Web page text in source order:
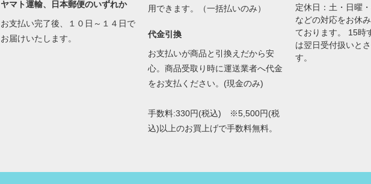
ヤマト運輸、日本郵便のいずれか
お支払い完了後、１０日～１４日で
お届けいたします。
用できます。（一括払いのみ）
代金引換
お支払いが商品と引換えだから安
心。商品受取り時に運送業者へ代金
をお支払ください。(現金のみ)
手数料:330円(税込) ※5,500円(税
込)以上のお買上げで手数料無料。
定休日：土・日曜
などの対応をお休
ております。 15時
は翌日受付扱いと
す。